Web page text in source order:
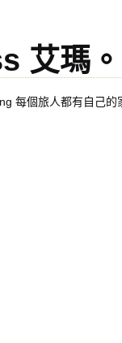
艾瑪
每個旅人都有自己的